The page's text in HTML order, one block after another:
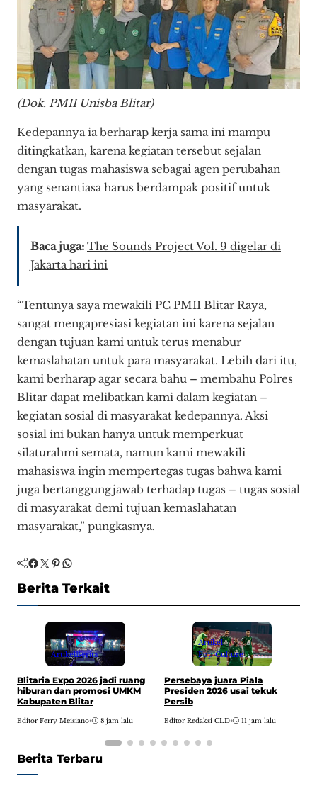
(Dok. PMII Unisba Blitar)
Kedepannya ia berharap kerja sama ini mampu
ditingkatkan, karena kegiatan tersebut sejalan
dengan tugas mahasiswa sebagai agen perubahan
yang senantiasa harus berdampak positif untuk
masyarakat.
Baca juga: The Sounds Project Vol. 9 digelar di
Jakarta hari ini
“Tentunya saya mewakili PC PMII Blitar Raya,
sangat mengapresiasi kegiatan ini karena sejalan
dengan tujuan kami untuk terus menabur
kemaslahatan untuk para masyarakat. Lebih dari itu,
kami berharap agar secara bahu – membahu Polres
Blitar dapat melibatkan kami dalam kegiatan –
kegiatan sosial di masyarakat kedepannya. Aksi
sosial ini bukan hanya untuk memperkuat
silaturahmi semata, namun kami mewakili
mahasiswa ingin mempertegas tugas bahwa kami
juga bertanggungjawab terhadap tugas – tugas sosial
di masyarakat demi tujuan kemaslahatan
masyarakat,” pungkasnya.
Facebook Twitter Pinterest WhatsApp
Berita Terkait
ArtikelBerita
Blitaria Expo 2026 jadi ruang
hiburan dan promosi UMKM
Kabupaten Blitar
Editor Ferry Meisiano• 8 jam lalu
Artikel
Pop Culture
Persebaya juara Piala
Presiden 2026 usai tekuk
Persib
Editor Redaksi CLD• 11 jam lalu
Berita Terbaru